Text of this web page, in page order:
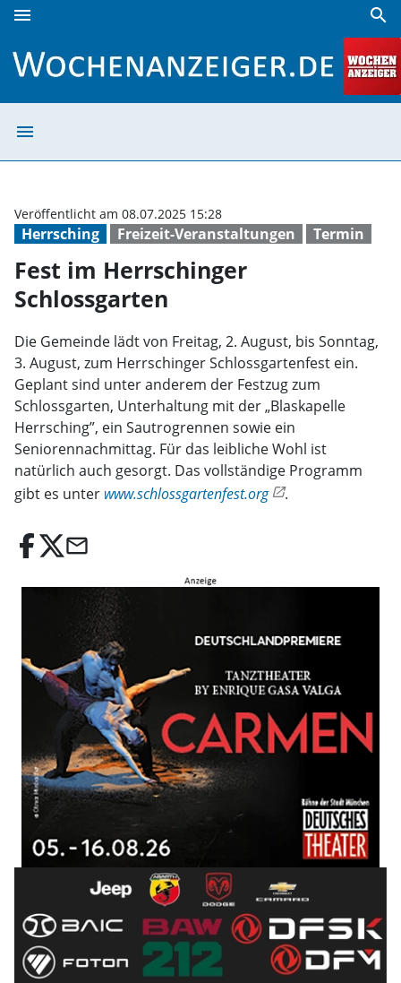
menu search
menu
Herrsching Freizeit-Veranstaltungen Termin
Veröffentlicht am 08.07.2025 15:28
Fest im Herrschinger
Schlossgarten
Die Gemeinde lädt von Freitag, 2. August, bis Sonntag,
3. August, zum Herrschinger Schlossgartenfest ein.
Geplant sind unter anderem der Festzug zum
Schlossgarten, Unterhaltung mit der „Blaskapelle
Herrsching”, ein Sautrogrennen sowie ein
Seniorennachmittag. Für das leibliche Wohl ist
natürlich auch gesorgt. Das vollständige Programm
gibt es unter www.schlossgartenfest.org .
email